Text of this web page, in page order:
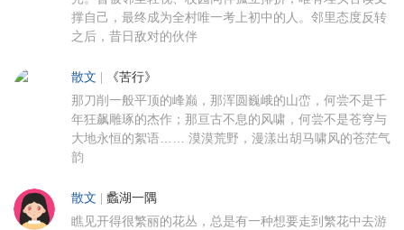
撑自己，最终成为全村唯一考上初中的人。邻里态度反转
之后，昔日敌对的伙伴
散文 《苦行》
那刀削一般平顶的峰巅，那浑圆巍峨的山峦，何尝不是千
年狂飙雕琢的杰作；那亘古不息的风啸，何尝不是苍穹与
大地永恒的絮语…… 漠漠荒野，漫漾出胡马啸风的苍茫气
韵
散文 蠡湖一隅
瞧见开得很繁丽的花丛，总是有一种想要走到繁花中去游